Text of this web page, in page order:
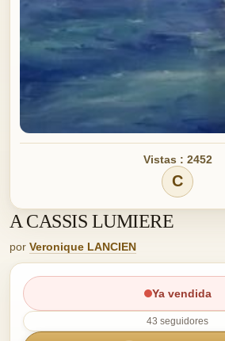
Vistas : 2452
C
A CASSIS LUMIERE
por Veronique LANCIEN
Ya vendida
43 seguidores